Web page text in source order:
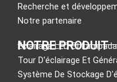
Recherche et
Notre partenaire
NOTRE PRODUIT
Éclairage LED Et
Tour D'éclairage Et
Système De Stockage